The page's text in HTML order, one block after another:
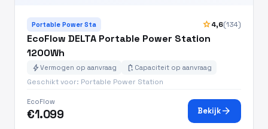
Portable Power Sta star4,6(134)
EcoFlow DELTA Portable Power Station
1200Wh
boltVermogen op aanvraag battery_charging_full Capaciteit op aanvraag
Geschikt voor: Portable Power Station
EcoFlow
€1.099 Bekijkarrow_forward